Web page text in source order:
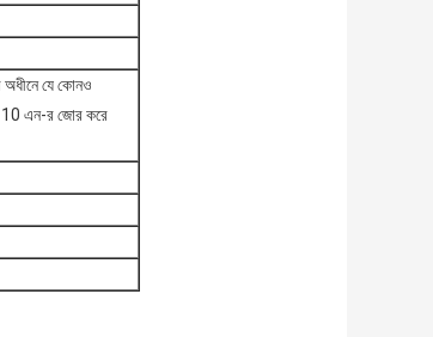
যে কোনও
10 এন-র জোর করে